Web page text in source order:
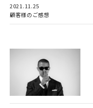
2021.11.25
顧客様のご感想